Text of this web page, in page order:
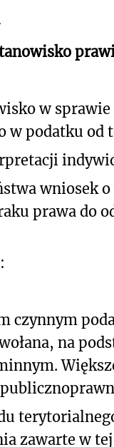
w
w podatku od
wniosek
prawa do
czynnym
na
zawarte w